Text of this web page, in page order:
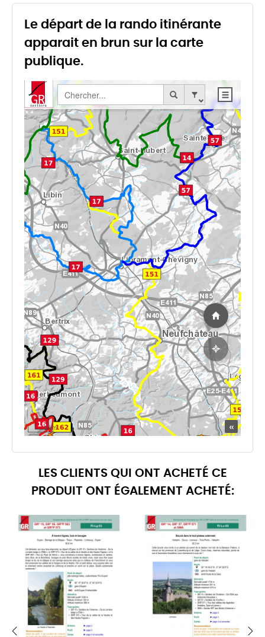
Le départ de la rando itinérante
apparait en brun sur la carte
publique.
LES CLIENTS QUI ONT ACHETÉ CE
PRODUIT ONT ÉGALEMENT ACHETÉ: